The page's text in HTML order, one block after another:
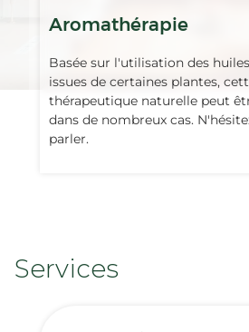
Aromathérapie
Basée sur l'utilisation des
issues de certaines plantes,
thérapeutique naturelle peut
dans de nombreux cas.
parler.
Services